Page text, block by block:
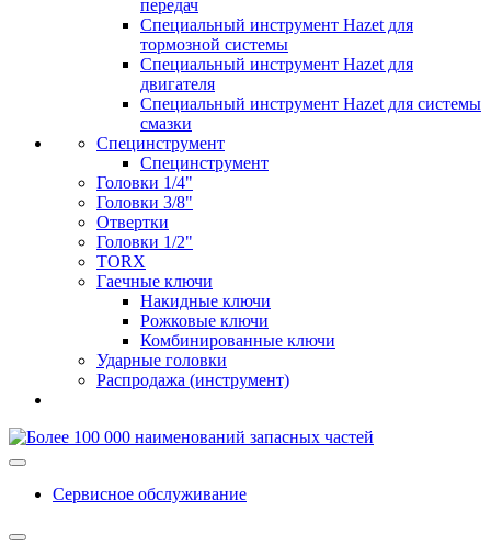
передач
Специальный инструмент Hazet для
тормозной системы
Специальный инструмент Hazet для
двигателя
Специальный инструмент Hazet для системы
смазки
Специнструмент
Специнструмент
Головки 1/4"
Головки 3/8"
Отвертки
Головки 1/2"
TORX
Гаечные ключи
Накидные ключи
Рожковые ключи
Комбинированные ключи
Ударные головки
Распродажа (инструмент)
Сервисное обслуживание